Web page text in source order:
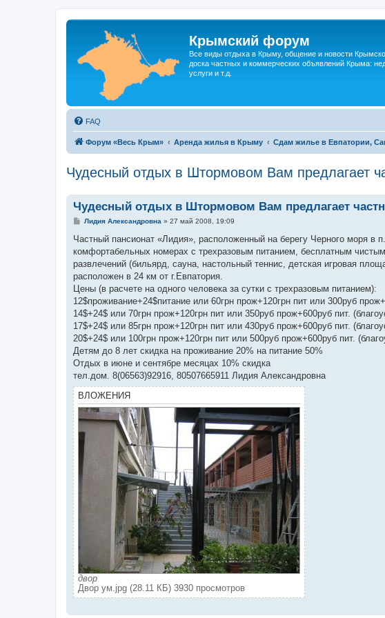
Крымский форум
Все виды отдыха в Крыму, общение и новости
доска частных и коммерческих объявлений Крыма:
услуги и т.д.
FAQ
Форум «Весь Крым» Аренда жилья в Крыму Сдам жилье в Евпатории,
Чудесный отдых в Штормовом Вам предлагает
Чудесный отдых в Штормовом Вам предлагает
С
о
щ
е
и
е
Лидия Александровна » 27 май 2008, 19:09
Частный пансионат «Лидия», расположенный на берегу Черного моря
комфортабельных номерах с трехразовым питанием, бесплатным
развлечений (бильярд, сауна, настольный теннис, детская игровая
расположен в 24 км от г.Евпатория.
Цены (в расчете на одного человека за сутки с трехразовым питанием):
12$проживание+24$питание или 60грн прож+120грн пит или 300руб
14$+24$ или 70грн прож+120грн пит или 350руб прож+600руб пит.
17$+24$ или 85грн прож+120грн пит или 430руб прож+600руб пит.
20$+24$ или 100грн прож+120грн пит или 500руб прож+600руб пит.
Детям до 8 лет скидка на проживание 20% на питание 50%
Отдых в июне и сентябре месяцах 10% скидка
тел.дом. 8(06563)92916, 80507665911 Лидия Александровна
ВЛОЖЕНИЯ
двор
Двор ум.jpg (28.11 КБ) 3930 просмотров